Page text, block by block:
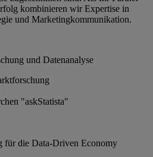
kombinieren wir Expertise in
und Marketingkommunikation.
und Datenanalyse
"askStatista"
für die Data-Driven Economy